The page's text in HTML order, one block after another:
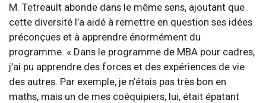
M. Tetreault abonde dans le même sens, ajoutant que
cette diversité l’a aidé à remettre en question ses idées
préconçues et à apprendre énormément du
programme. « Dans le programme de MBA pour cadres,
j’ai pu apprendre des forces et des expériences de vie
des autres. Par exemple, je n’étais pas très bon en
maths, mais un de mes coéquipiers, lui, était épatant